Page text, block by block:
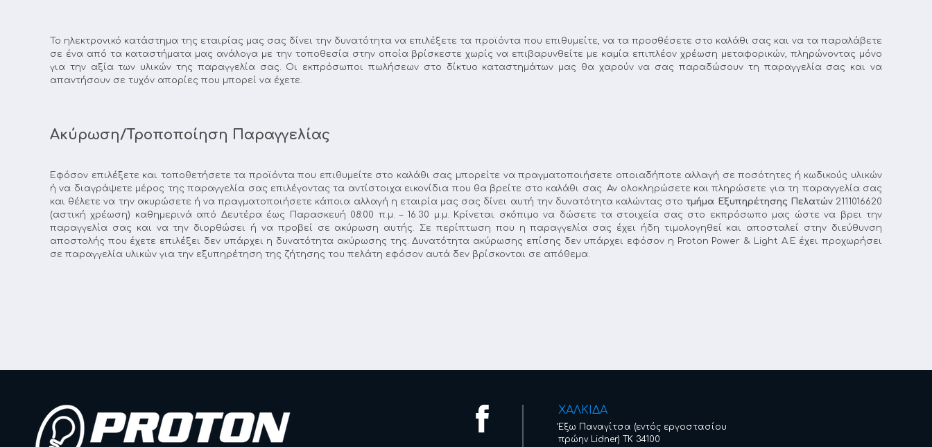
Το ηλεκτρονικό κατάστημα της εταιρίας μας σας δίνει την δυνατότητα να επιλέξετε τα προϊόντα που επιθυμείτε, να τα προσθέσετε στο καλάθι σας και να τα παραλάβετε
σε ένα από τα καταστήματα μας ανάλογα με την τοποθεσία στην οποία βρίσκεστε χωρίς να επιβαρυνθείτε με καμία επιπλέον χρέωση μεταφορικών, πληρώνοντας μόνο
για την αξία των υλικών της παραγγελία σας. Οι εκπρόσωποι πωλήσεων στο δίκτυο καταστημάτων μας θα χαρούν να σας παραδώσουν τη παραγγελία σας και να
απαντήσουν σε τυχόν απορίες που μπορεί να έχετε.
Ακύρωση/Τροποποίηση Παραγγελίας
Εφόσον επιλέξετε και τοποθετήσετε τα προϊόντα που επιθυμείτε στο καλάθι σας μπορείτε να πραγματοποιήσετε οποιαδήποτε αλλαγή σε ποσότητες ή κωδικούς υλικών
ή να διαγράψετε μέρος της παραγγελία σας επιλέγοντας τα αντίστοιχα εικονίδια που θα βρείτε στο καλάθι σας. Αν ολοκληρώσετε και πληρώσετε για τη παραγγελία σας
και θέλετε να την ακυρώσετε ή να πραγματοποιήσετε κάποια αλλαγή η εταιρία μας σας δίνει αυτή την δυνατότητα καλώντας στοτμήμα Εξυπηρέτησης Πελατών2111016620
(αστική χρέωση) καθημερινά από Δευτέρα έως Παρασκευή 08:00 π.μ. – 16.30 μ.μ. Κρίνεται σκόπιμο να δώσετε τα στοιχεία σας στο εκπρόσωπο μας ώστε να βρει την
παραγγελία σας και να την διορθώσει ή να προβεί σε ακύρωση αυτής. Σε περίπτωση που η παραγγελία σας έχει ήδη τιμολογηθεί και αποσταλεί στην διεύθυνση
αποστολής που έχετε επιλέξει δεν υπάρχει η δυνατότητα ακύρωσης της. Δυνατότητα ακύρωσης επίσης δεν υπάρχει εφόσον η Proton Power & Light Α.Ε έχει προχωρήσει
σε παραγγελία υλικών για την εξυπηρέτηση της ζήτησης του πελάτη εφόσον αυτά δεν βρίσκονται σε απόθεμα.
ΧΑΛΚΙΔΑ
Έξω Παναγίτσα (εντός εργοστασίου
πρώην Lidner) ΤΚ 34100